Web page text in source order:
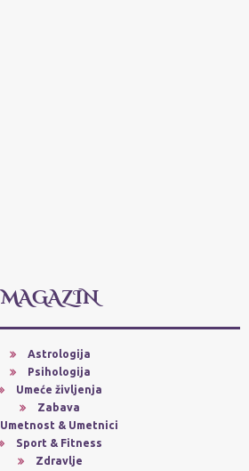
MAGAZIN
Astrologija
Psihologija
Umeće življenja
Zabava
Umetnost & Umetnici
Sport & Fitness
Zdravlje